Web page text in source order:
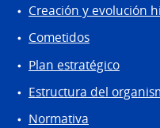
Creación y evolución
Cometidos
Plan estratégico
Estructura del
Normativa